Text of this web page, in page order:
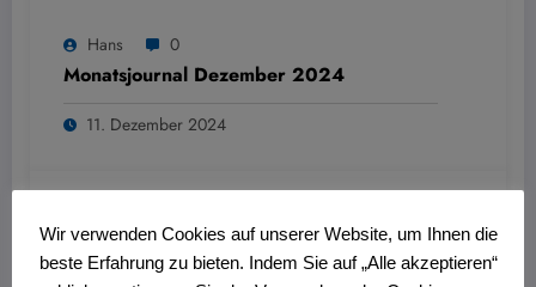
Hans 0
Monatsjournal Dezember 2024
11. Dezember 2024
Wir verwenden Cookies auf unserer Website, um Ihnen die
beste Erfahrung zu bieten. Indem Sie auf „Alle akzeptieren“